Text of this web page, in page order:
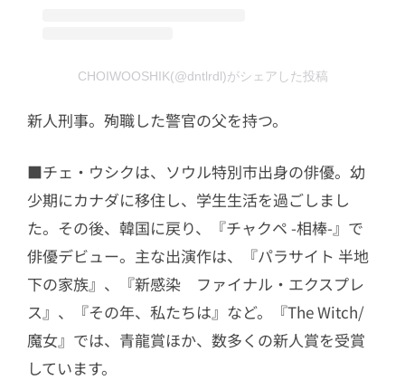
CHOIWOOSHIK(@dntlrdl)がシェアした投稿
新人刑事。殉職した警官の父を持つ。
■チェ・ウシクは、ソウル特別市出身の俳優。幼
少期にカナダに移住し、学生生活を過ごしまし
た。その後、韓国に戻り、『チャクペ -相棒-』で
俳優デビュー。主な出演作は、『パラサイト 半地
下の家族』、『新感染 ファイナル・エクスプレ
ス』、『その年、私たちは』など。『The Witch/
魔女』では、青龍賞ほか、数多くの新人賞を受賞
しています。